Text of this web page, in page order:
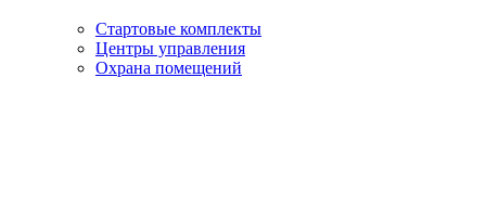
Стартовые комплекты
Центры управления
Охрана помещений